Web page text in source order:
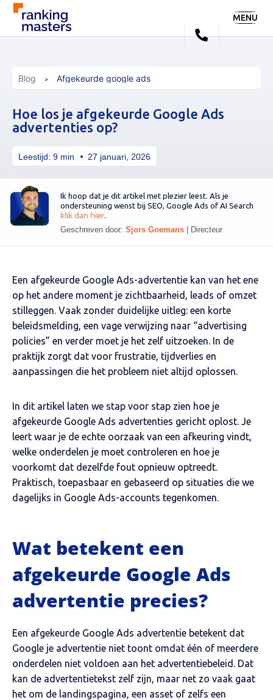
MENU
Blog Afgekeurde google ads
Leestijd: 9 min 27 januari, 2026
Hoe los je afgekeurde Google Ads
advertenties op?
Ik hoop dat je dit artikel met plezier leest. Als je
ondersteuning wenst bij SEO, Google Ads of AI Search
klik dan hier
Geschreven door: Sjors Goemans | Directeur
Een afgekeurde Google Ads-advertentie kan van het ene
op het andere moment je zichtbaarheid, leads of omzet
stilleggen. Vaak zonder duidelijke uitleg: een korte
beleidsmelding, een vage verwijzing naar “advertising
policies” en verder moet je het zelf uitzoeken. In de
praktijk zorgt dat voor frustratie, tijdverlies en
aanpassingen die het probleem niet altijd oplossen.
In dit artikel laten we stap voor stap zien hoe je
afgekeurde Google Ads advertenties gericht oplost. Je
leert waar je de echte oorzaak van een afkeuring vindt,
welke onderdelen je moet controleren en hoe je
voorkomt dat dezelfde fout opnieuw optreedt.
Praktisch, toepasbaar en gebaseerd op situaties die we
dagelijks in Google Ads-accounts tegenkomen.
Wat betekent een
afgekeurde Google Ads
advertentie precies?
Een afgekeurde Google Ads advertentie betekent dat
Google je advertentie niet toont omdat één of meerdere
onderdelen niet voldoen aan het advertentiebeleid. Dat
kan de advertentietekst zelf zijn, maar net zo vaak gaat
het om de landingspagina, een asset of zelfs een